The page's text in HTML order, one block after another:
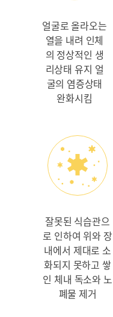
얼굴로 올라오는
열을 내려 인체
의 정상적인 생
리상태 유지 얼
굴의 염증상태
완화시킴
잘못된 식습관으
로 인하여위와 장
내에서 제대로 소
화되지 못하고 쌓
인 체내 독소와 노
폐물 제거